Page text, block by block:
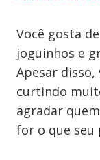
Você gosta
joguinhos e
Apesar
curtindo
agradar
for o que seu